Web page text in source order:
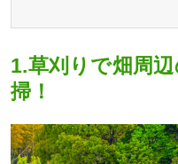
1.草刈りで畑周
掃！